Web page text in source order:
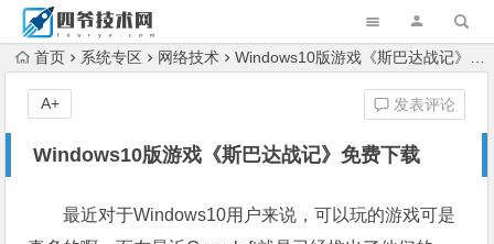
首页 系统专区 网络技术 Windows10版游戏《斯巴达战记》免费下载
Windows10版游戏《斯巴达战记》免费下载
发表评论
A+
最近对于Windows10用户来说，可以玩的游戏可是